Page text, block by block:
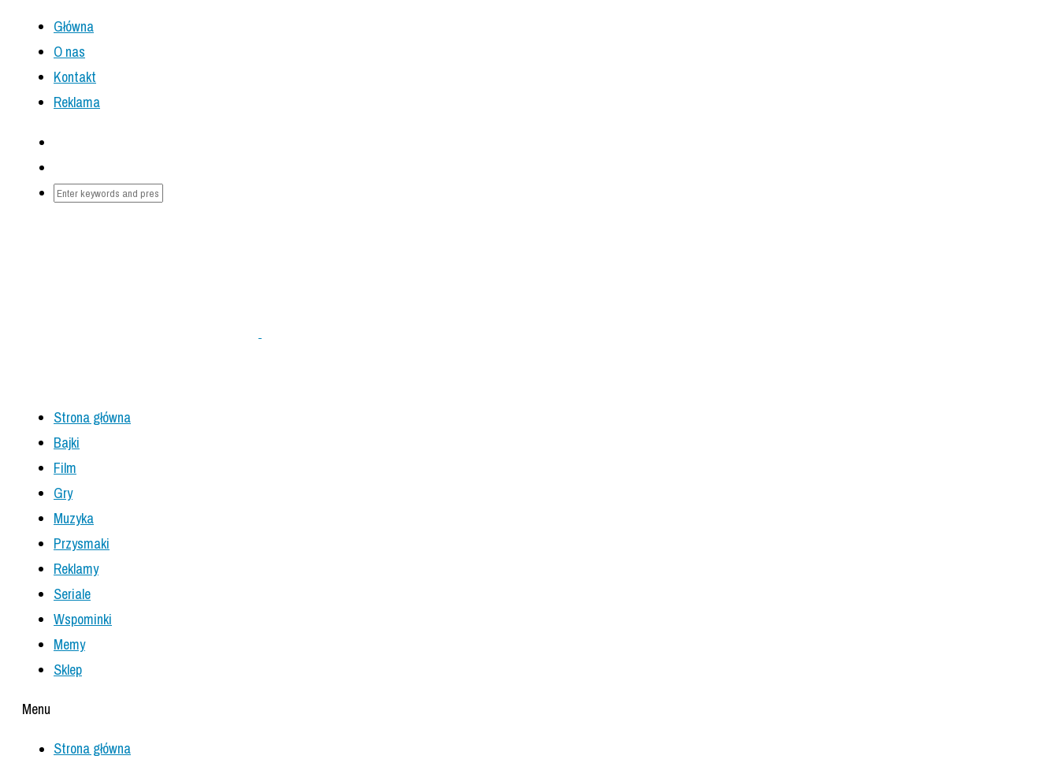
Główna
O nas
Kontakt
Reklama
Strona główna
Bajki
Film
Gry
Muzyka
Przysmaki
Reklamy
Seriale
Wspominki
Memy
Sklep
Menu
Strona główna